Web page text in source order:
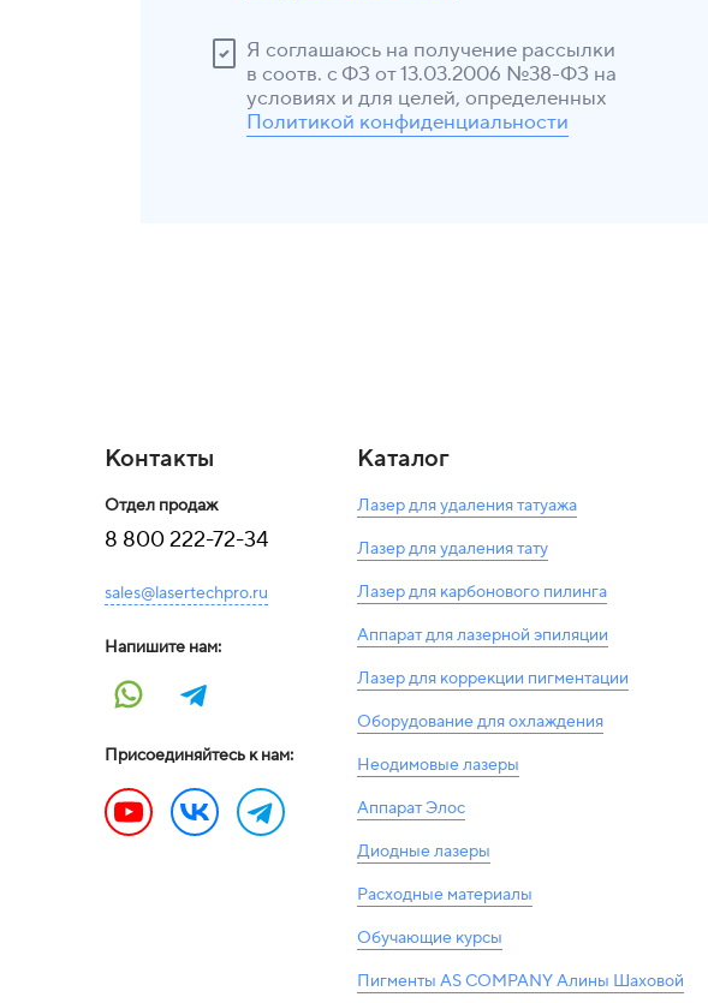
Я соглашаюсь на получение рассылки
в соотв. с ФЗ от 13.03.2006 №38-ФЗ на
условиях и для целей, определенных
Политикой конфиденциальности
Контакты
Отдел продаж
8 800 222-72-34
sales@lasertechpro.ru
Напишите нам:
Присоединяйтесь к нам:
Каталог
Лазер для удаления татуажа
Лазер для удаления тату
Лазер для карбонового пилинга
Аппарат для лазерной эпиляции
Лазер для коррекции пигментации
Оборудование для охлаждения
Неодимовые лазеры
Аппарат Элос
Диодные лазеры
Расходные материалы
Обучающие курсы
Пигменты AS COMPANY Алины Шаховой